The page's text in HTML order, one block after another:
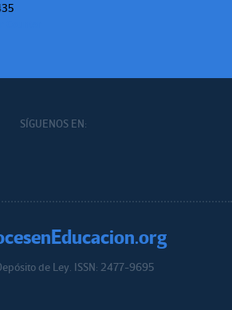
SÍGUENOS EN:
de Ley. ISSN: 2477-9695